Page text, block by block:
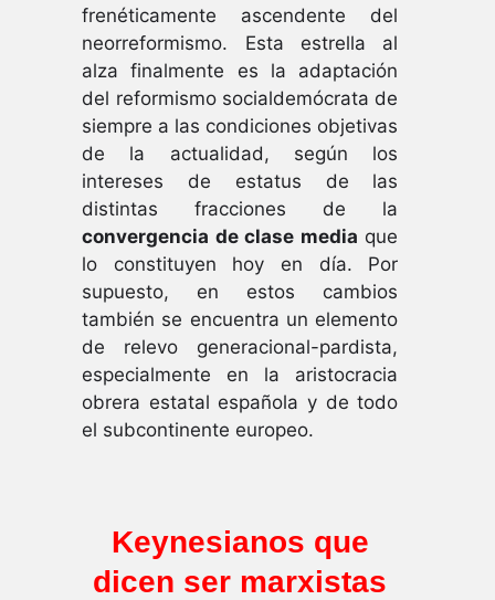
frenéticamente ascendente del
neorreformismo. Esta estrella al
alza finalmente es la adaptación
del reformismo socialdemócrata de
siempre a las condiciones objetivas
de la actualidad, según los
intereses de estatus de las
distintas fracciones de la
convergencia de clase media que
lo constituyen hoy en día. Por
supuesto, en estos cambios
también se encuentra un elemento
de relevo generacional-pardista,
especialmente en la aristocracia
obrera estatal española y de todo
el subcontinente europeo.
Keynesianos que
dicen ser marxistas